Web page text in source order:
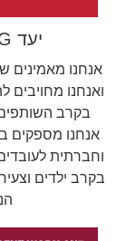
יעד SDG מספר 4: חינוך איכותי
אנחנו מאמינים
ואנחנו מחויבים
בקרב
אנחנו מספקים
וחברתית
בקרב ילדים